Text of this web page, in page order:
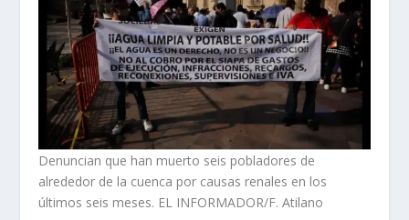
Denuncian que han muerto seis pobladores de
alrededor de la cuenca por causas renales en los
últimos seis meses. EL INFORMADOR/F. Atilano